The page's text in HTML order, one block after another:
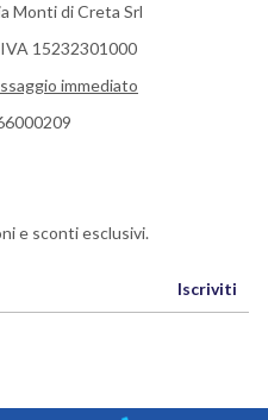
Monti di Creta Srl
15232301000
immediato
e sconti esclusivi.
Iscriviti